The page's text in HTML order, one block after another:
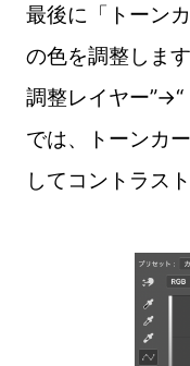
最後に「トーン
の色を調整しま
調整レイヤー”→“
では、トーンカ
してコントラス